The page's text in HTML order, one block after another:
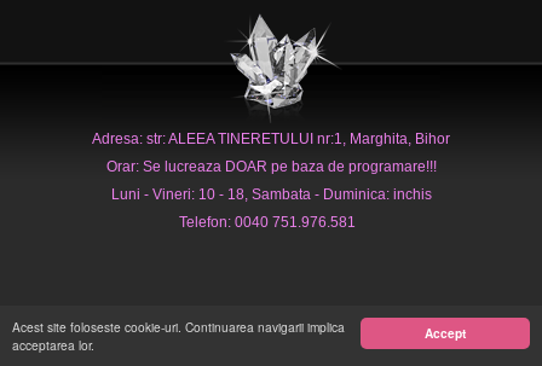
Accept
Acest site foloseste cookie-uri. Continuarea navigarii implica
acceptarea lor.
Adresa: str: ALEEA TINERETULUI nr:1, Marghita, Bihor
Orar: Se lucreaza DOAR pe baza de programare!!!
Luni - Vineri: 10 - 18, Sambata - Duminica: inchis
Telefon: 0040 751.976.581